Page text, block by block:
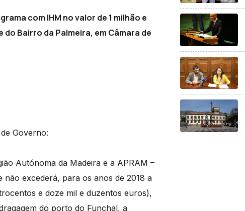
com IHM no valor de 1 milhão e
Bairro da Palmeira, em Câmara de
Governo:
Autónoma da Madeira e a APRAM –
não excederá, para os anos de 2018 a
e doze mil e duzentos euros),
do porto do Funchal, a